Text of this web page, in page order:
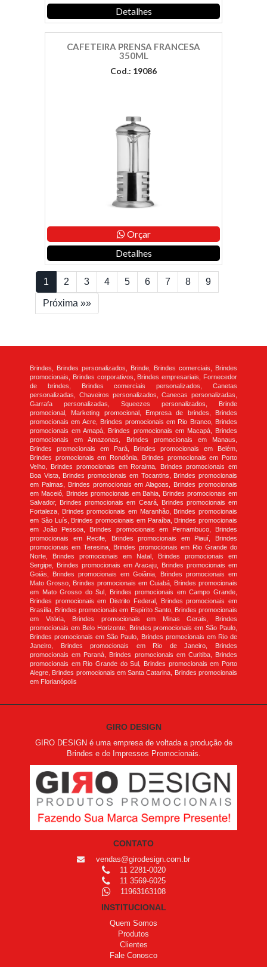
Detalhes
CAFETEIRA PRENSA FRANCESA
350ML
Cod.: 19086
Orçar
Detalhes
1 2 3 4 5 6 7 8 9
Próxima »»
Brindes, Brindes personalizados, Brinde, Brindes comerciais, Brindes
promocionais, Brindes corporativos, Brindes empresariais, Fornecedor
de brindes, Brindes comerciais personalizados, Canetas
personalizadas, Chaveiros personalizados, Canecas personalizadas,
Garrafa personalizadas, Squeezes personalizados, Brinde
promocional, Marketing promocional, Empresa de brindes, Brindes
promocionais em Acre, Brindes promocionais em Rio Branco, Brindes
promocionais em Amapá, Brindes promocionais em Macapá, Brindes
promocionais em Amazonas, Brindes promocionais em Manaus,
Brindes promocionais em Pará, Brindes promocionais em Belém,
Brindes promocionais em Rondônia, Brindes promocionais em Porto
Velho, Brindes promocionais em Roraima, Brindes promocionais em
Boa Vista, Brindes promocionais em Tocantins, Brindes promocionais
em Palmas, Brindes promocionais em Alagoas, Brindes promocionais
em Maceió, Brindes promocionais em Bahia, Brindes promocionais em
Salvador, Brindes promocionais em Ceará, Brindes promocionais em
Fortaleza, Brindes promocionais em Maranhão, Brindes promocionais
em São Luís, Brindes promocionais em Paraíba, Brindes promocionais
em João Pessoa, Brindes promocionais em Pernambuco, Brindes
promocionais em Recife, Brindes promocionais em Piauí, Brindes
promocionais em Teresina, Brindes promocionais em Rio Grande do
Norte, Brindes promocionais em Natal, Brindes promocionais em
Sergipe, Brindes promocionais em Aracaju, Brindes promocionais em
Goiás, Brindes promocionais em Goiânia, Brindes promocionais em
Mato Grosso, Brindes promocionais em Cuiabá, Brindes promocionais
em Mato Grosso do Sul, Brindes promocionais em Campo Grande,
Brindes promocionais em Distrito Federal, Brindes promocionais em
Brasília, Brindes promocionais em Espírito Santo, Brindes promocionais
em Vitória, Brindes promocionais em Minas Gerais, Brindes
promocionais em Belo Horizonte, Brindes promocionais em São Paulo,
Brindes promocionais em São Paulo, Brindes promocionais em Rio de
Janeiro, Brindes promocionais em Rio de Janeiro, Brindes
promocionais em Paraná, Brindes promocionais em Curitiba, Brindes
promocionais em Rio Grande do Sul, Brindes promocionais em Porto
Alegre, Brindes promocionais em Santa Catarina, Brindes promocionais
em Florianópolis
GIRO DESIGN
GIRO DESIGN é uma empresa de voltada a produção de
Brindes e de Impressos Promocionais.
CONTATO
vendas@girodesign.com.br
11 2281-0020
11 3569-6025
11963163108
INSTITUCIONAL
Quem Somos
Produtos
Clientes
Fale Conosco